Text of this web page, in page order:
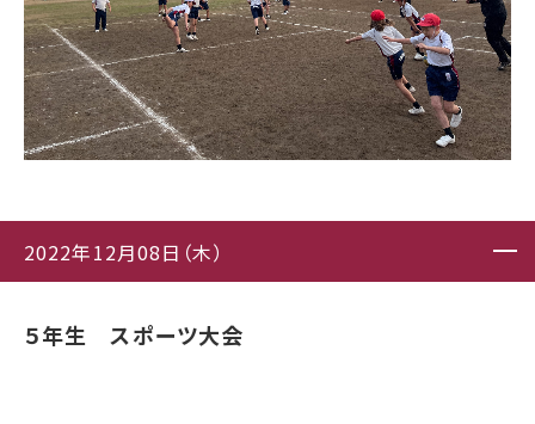
2022年12月08日（木）
５年生 スポーツ大会